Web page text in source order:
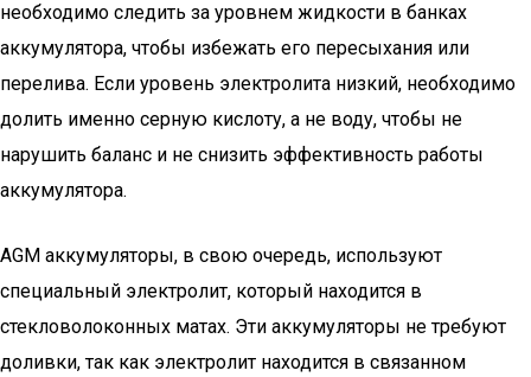
необходимо следить за уровнем жидкости в банках
аккумулятора, чтобы избежать его пересыхания или
перелива. Если уровень электролита низкий, необходимо
долить именно серную кислоту, а не воду, чтобы не
нарушить баланс и не снизить эффективность работы
аккумулятора.
AGM аккумуляторы, в свою очередь, используют
специальный электролит, который находится в
стекловолоконных матах. Эти аккумуляторы не требуют
доливки, так как электролит находится в связанном